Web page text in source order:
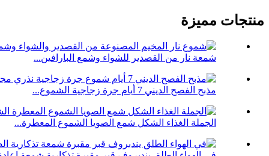
منتجات مميزة
شمعة نار من القصدير للشواء وشمع البارافين...
مذبح الفصح الديني 7 أيام جرة زجاجية الشموع...
الجملة الغذاء الشكل شمع الصويا الشموع المعطرة...